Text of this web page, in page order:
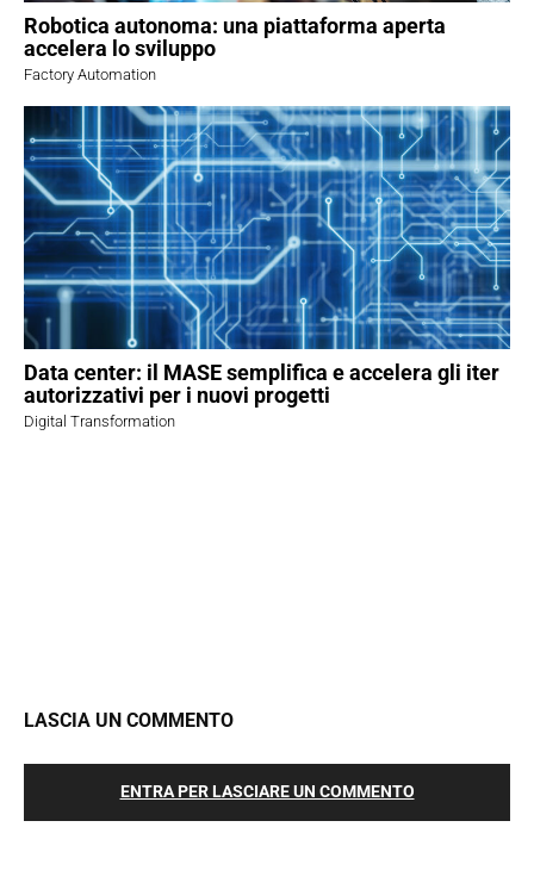
Robotica autonoma: una piattaforma aperta
accelera lo sviluppo
Factory Automation
Data center: il MASE semplifica e accelera gli iter
autorizzativi per i nuovi progetti
Digital Transformation
LASCIA UN COMMENTO
ENTRA PER LASCIARE UN COMMENTO